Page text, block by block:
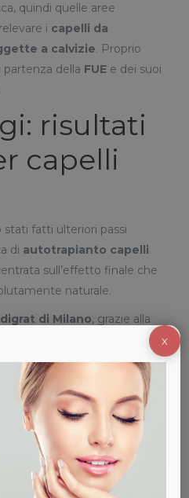
quindi quelle aree
i capelli da
a calvizie. Proprio
della FUE e dei suoi
risultati
capelli
stati fatti ulteriori passi
di autotrapianto capelli
sull’effetto finale che
naturale.
di Milano, grazie alla
e medicina estetica
prenotare una visita e scopri
di autotrapianto FUE.
X